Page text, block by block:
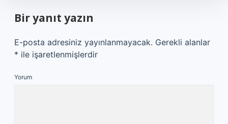
Bir yanıt yazın
E-posta adresiniz yayınlanmayacak. Gerekli alanlar
* ile işaretlenmişlerdir
Yorum